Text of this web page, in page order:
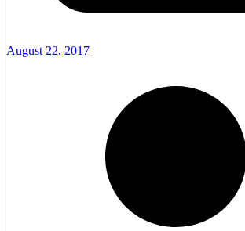
August 22, 2017